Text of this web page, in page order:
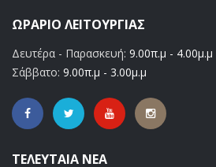
ΩΡΆΡΙΟ ΛΕΙΤΟΥΡΓΊΑΣ
Δευτέρα - Παρασκευή: 9.00π.μ - 4.00μ.μ
Σάββατο: 9.00π.μ - 3.00μ.μ
ΤΕΛΕΥΤΑΊΑ ΝΈΑ